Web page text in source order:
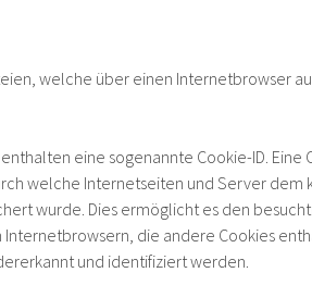
welche über einen Internetbrowser
eine sogenannte Cookie-ID. Eine
welche Internetseiten und Server dem
wurde. Dies ermöglicht es den
die andere Cookies
und identifiziert werden.